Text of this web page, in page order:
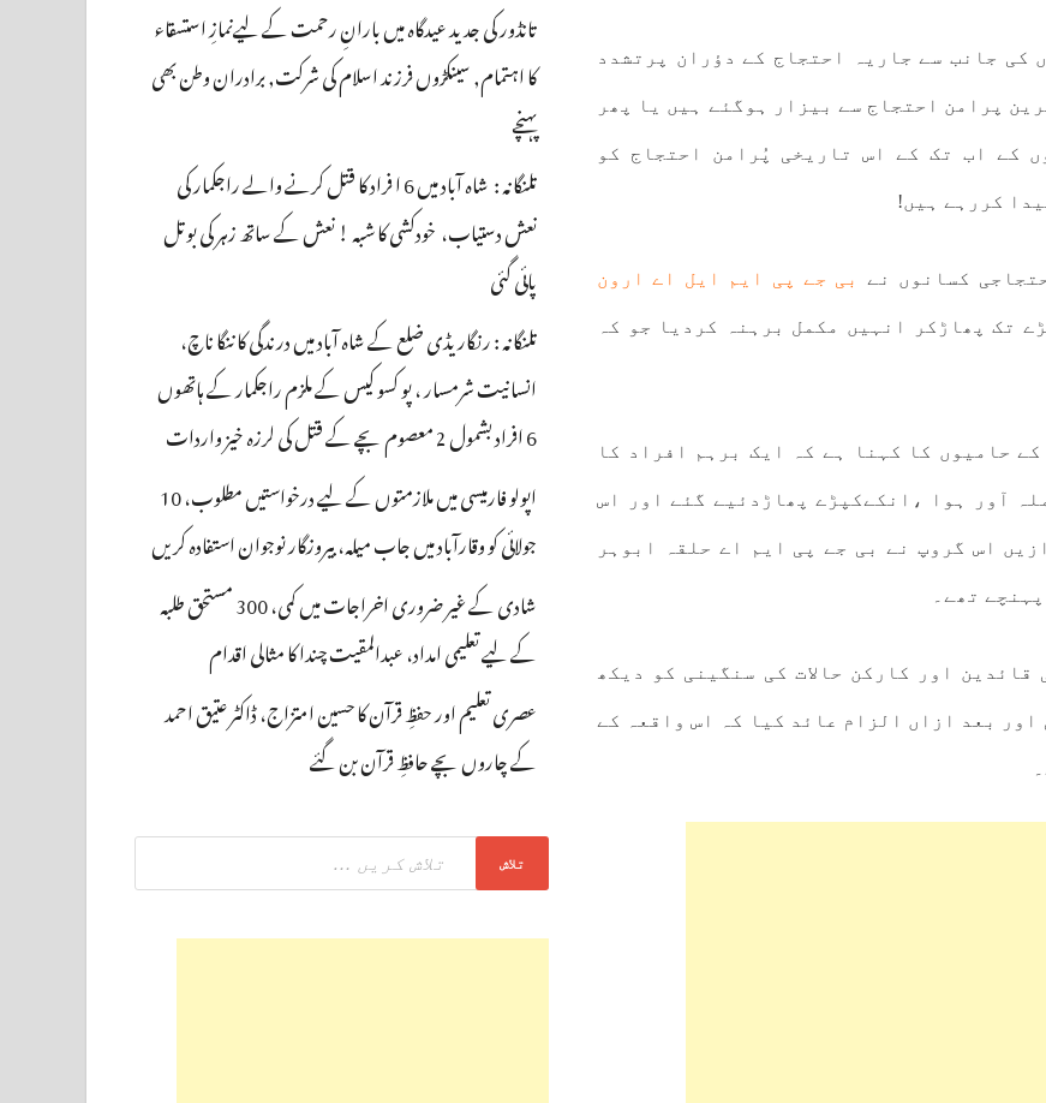
کی جانب سے جاریہ احتجاج کے دؤران پرتشدد
پرامن احتجاج سے بیزار ہوگئے ہیں یا پھر
کے اب تک کے اس تاریخی پُرامن احتجاج کو
کررہے ہیں!
کسانوں نے بی جے پی ایم ایل اے ارون
تک پھاڑکر انہیں مکمل برہنہ کردیا جو کہ
حامیوں کا کہنا ہے کہ ایک برہم افراد کا
آور ہوا ،انکےکپڑے پھاڑدئیے گئے اور اس
اس گروپ نے بی جے پی ایم اے حلقہ ابوہر
تھے۔
اور کارکن حالات کی سنگینی کو دیکھ
بعد ازاں الزام عائد کیا کہ اس واقعہ کے
تانڈور کی جدید عیدگاہ میں بارانِ رحمت کے لیےنمازِ استسقاء
کا اہتمام, سینکڑوں فرزند اسلام کی شرکت, برادران وطن بھی
پہنچے
تلنگانہ : شاہ آباد میں 6 ا فراد کا قتل کرنے والے راجکمار کی
نعش دستیاب، خودکشی کا شبہ ! نعش کے ساتھ زہر کی بوتل
پائی گئی
تلنگانہ : رنگاریڈی ضلع کے شاہ آباد میں درندگی کا ننگا ناچ،
انسانیت شرمسار ، پو کسو کیس کے ملزم راجکمار کے ہاتھوں
6 افراد بشمول 2 معصوم بچے کے قتل کی لرزہ خیز واردات
اپولو فارمیسی میں ملازمتوں کے لیے درخواستیں مطلوب، 10
جولائی کو وقارآباد میں جاب میلہ، بیروزگار نوجوان استفادہ کریں
شادی کے غیر ضروری اخراجات میں کمی، 300 مستحق طلبہ
کے لیے تعلیمی امداد، عبدالمقیت چندا کا مثالی اقدام
عصری تعلیم اور حفظِ قرآن کا حسین امتزاج، ڈاکٹر عتیق احمد
کے چاروں بچے حافظِ قرآن بن گئے